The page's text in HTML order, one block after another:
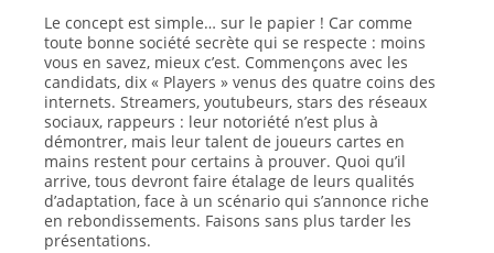
Le concept est simple… sur le papier ! Car comme
toute bonne société secrète qui se respecte : moins
vous en savez, mieux c’est. Commençons avec les
candidats, dix « Players » venus des quatre coins des
internets. Streamers, youtubeurs, stars des réseaux
sociaux, rappeurs : leur notoriété n’est plus à
démontrer, mais leur talent de joueurs cartes en
mains restent pour certains à prouver. Quoi qu’il
arrive, tous devront faire étalage de leurs qualités
d’adaptation, face à un scénario qui s’annonce riche
en rebondissements. Faisons sans plus tarder les
présentations.